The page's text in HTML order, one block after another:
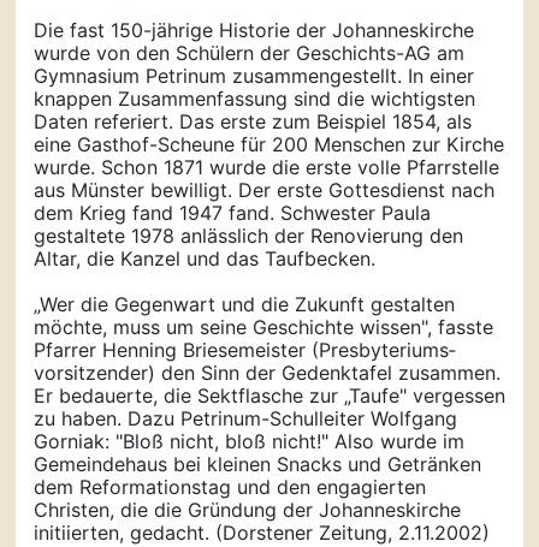
Die fast 150-jährige Historie der Johanneskirche
wurde von den Schülern der Geschichts-AG am
Gymnasium Petrinum zusammengestellt. In einer
knappen Zusammenfassung sind die wichtigsten
Daten referiert. Das erste zum Beispiel 1854, als
eine Gasthof-Scheune für 200 Menschen zur Kirche
wurde. Schon 1871 wurde die erste volle Pfarrstelle
aus Münster bewilligt. Der erste Gottesdienst nach
dem Krieg fand 1947 fand. Schwester Paula
gestaltete 1978 anlässlich der Renovierung den
Altar, die Kanzel und das Taufbecken.
„Wer die Gegenwart und die Zukunft gestalten
möchte, muss um seine Geschichte wissen", fasste
Pfarrer Henning Briesemeister (Presbyteriums­
vorsitzender) den Sinn der Gedenktafel zusammen.
Er bedauerte, die Sektflasche zur „Taufe" vergessen
zu haben. Dazu Petrinum-Schulleiter Wolfgang
Gorniak: "Bloß nicht, bloß nicht!" Also wurde im
Gemeindehaus bei kleinen Snacks und Getränken
dem Reformationstag und den engagierten
Christen, die die Gründung der Johanneskirche
initiierten, gedacht. (Dorstener Zeitung, 2.11.2002)